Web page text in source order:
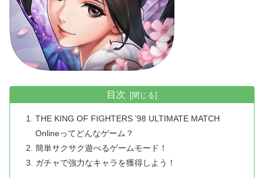
目次
THE KING OF FIGHTERS ’98 ULTIMATE MATCH
Onlineってどんなゲーム？
簡単サクサク遊べるゲームモード！
ガチャで強力なキャラを獲得しよう！